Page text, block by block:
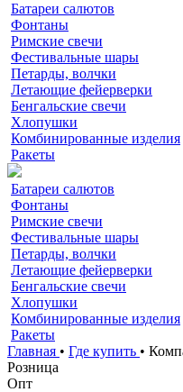
Батареи салютов
Фонтаны
Римские свечи
Фестивальные шары
Петарды, волчки
Летающие фейерверки
Бенгальские свечи
Хлопушки
Комбинированные изделия
Ракеты
Батареи салютов
Фонтаны
Римские свечи
Фестивальные шары
Петарды, волчки
Летающие фейерверки
Бенгальские свечи
Хлопушки
Комбинированные изделия
Ракеты
Главная • Где купить •
Розница
Опт